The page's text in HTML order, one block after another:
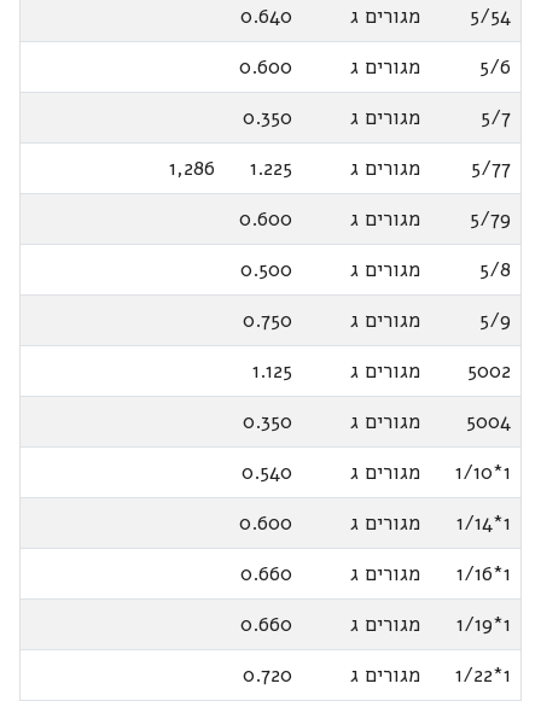
5/54
מגורים ג
0.640
5/6
מגורים ג
0.600
5/7
מגורים ג
0.350
5/77
מגורים ג 1.225
1,286
5/79
מגורים ג
0.600
5/8
מגורים ג
0.500
5/9
מגורים ג
0.750
5002
מגורים ג
1.125
5004
מגורים ג
0.350
1*1/10
מגורים ג
0.540
1*1/14
מגורים ג
0.600
1*1/16
מגורים ג
0.660
1*1/19
מגורים ג
0.660
1*1/22
מגורים ג 0.720